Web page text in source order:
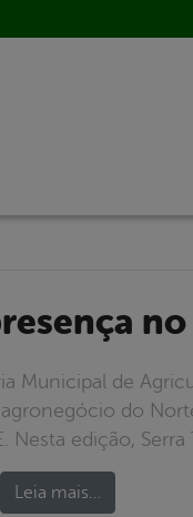
Municipal de
do
edição,
Leia mais…